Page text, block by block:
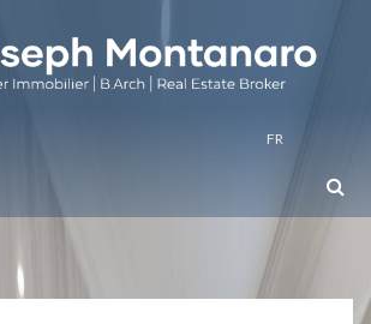
FR